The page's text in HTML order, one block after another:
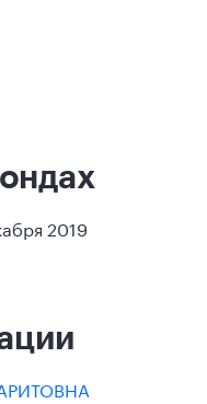
2019